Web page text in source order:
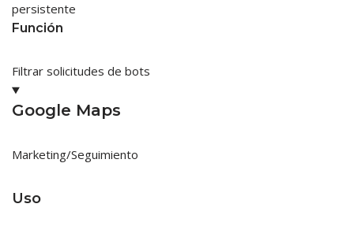
persistente
Función
Filtrar solicitudes de bots
Google Maps
Marketing/Seguimiento
Uso